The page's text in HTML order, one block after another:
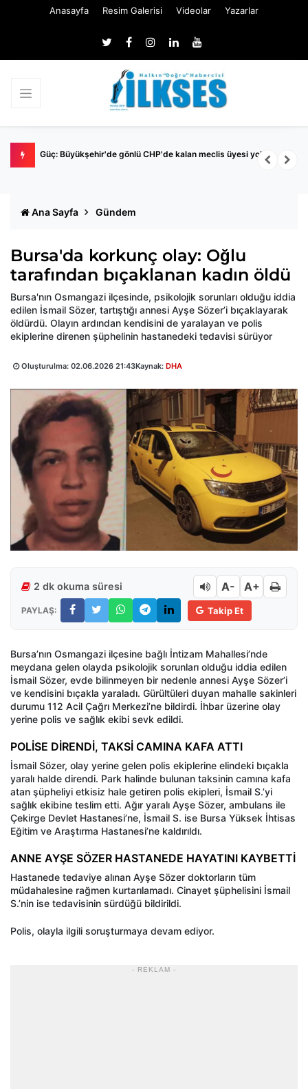
Anasayfa Resim Galerisi Videolar Yazarlar
Güç: Büyükşehir'de gönlü CHP'de kalan meclis üyesi yok
Ana Sayfa Gündem
Bursa'da korkunç olay: Oğlu
tarafından bıçaklanan kadın öldü
Bursa'nın Osmangazi ilçesinde, psikolojik sorunları olduğu iddia
edilen İsmail Sözer, tartıştığı annesi Ayşe Sözer’i bıçaklayarak
öldürdü. Olayın ardından kendisini de yaralayan ve polis
ekiplerine direnen şüphelinin hastanedeki tedavisi sürüyor
Oluşturulma: 02.06.2026 21:43Kaynak: DHA
2 dk okuma süresi A- A+
PAYLAŞ: Takip Et
Bursa’nın Osmangazi ilçesine bağlı İntizam Mahallesi’nde
meydana gelen olayda psikolojik sorunları olduğu iddia edilen
İsmail Sözer, evde bilinmeyen bir nedenle annesi Ayşe Sözer’i
ve kendisini bıçakla yaraladı. Gürültüleri duyan mahalle sakinleri
durumu 112 Acil Çağrı Merkezi’ne bildirdi. İhbar üzerine olay
yerine polis ve sağlık ekibi sevk edildi.
POLİSE DİRENDİ, TAKSİ CAMINA KAFA ATTI
İsmail Sözer, olay yerine gelen polis ekiplerine elindeki bıçakla
yaralı halde direndi. Park halinde bulunan taksinin camına kafa
atan şüpheliyi etkisiz hale getiren polis ekipleri, İsmail S.’yi
sağlık ekibine teslim etti. Ağır yaralı Ayşe Sözer, ambulans ile
Çekirge Devlet Hastanesi’ne, İsmail S. ise Bursa Yüksek İhtisas
Eğitim ve Araştırma Hastanesi’ne kaldırıldı.
ANNE AYŞE SÖZER HASTANEDE HAYATINI KAYBETTİ
Hastanede tedaviye alınan Ayşe Sözer doktorların tüm
müdahalesine rağmen kurtarılamadı. Cinayet şüphelisini İsmail
S.’nin ise tedavisinin sürdüğü bildirildi.
Polis, olayla ilgili soruşturmaya devam ediyor.
- REKLAM -